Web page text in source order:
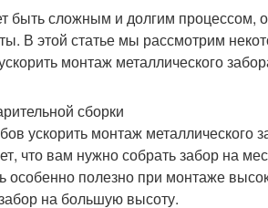
быть сложным и долгим процессом,
В этой статье мы рассмотрим
монтаж металлического
сборки
ускорить монтаж металлического
что вам нужно собрать забор на
полезно при монтаже
на большую высоту.